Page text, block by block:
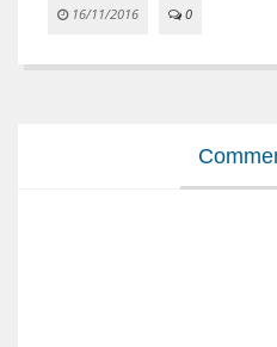
16/11/2016 0